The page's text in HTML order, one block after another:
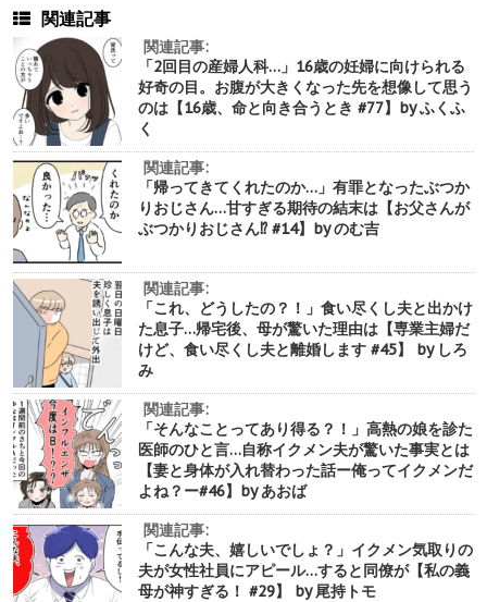
関連記事
関連記事:
「2回目の産婦人科…」16歳の妊婦に向けられる
好奇の目。お腹が大きくなった先を想像して思う
のは【16歳、命と向き合うとき #77】by ふくふ
く
関連記事:
「帰ってきてくれたのか…」有罪となったぶつか
りおじさん…甘すぎる期待の結末は【お父さんが
ぶつかりおじさん⁉︎ #14】by のむ吉
関連記事:
「これ、どうしたの？！」食い尽くし夫と出かけ
た息子…帰宅後、母が驚いた理由は【専業主婦だ
けど、食い尽くし夫と離婚します #45】 by しろ
み
関連記事:
「そんなことってあり得る？！」高熱の娘を診た
医師のひと言…自称イクメン夫が驚いた事実とは
【妻と身体が入れ替わった話ー俺ってイクメンだ
よね？ー#46】by あおば
関連記事:
「こんな夫、嬉しいでしょ？」イクメン気取りの
夫が女性社員にアピール…すると同僚が【私の義
母が神すぎる！ #29】 by 尾持トモ